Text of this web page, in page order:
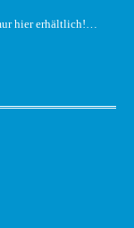
hier erhältlich!…